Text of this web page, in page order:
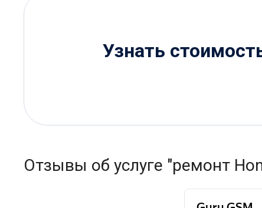
Узнать
Отзывы об услуге "ремонт